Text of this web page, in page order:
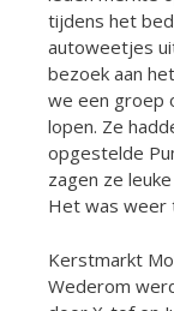
tijdens het
autoweetjes
bezoek aan
we een groep
lopen. Ze
opgestelde
zagen ze
Het was weer
Kerstmarkt
Wederom